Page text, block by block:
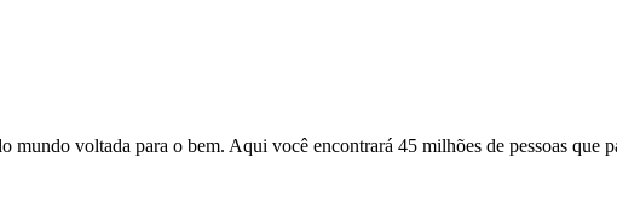
mundo voltada para o bem. Aqui você encontrará 45 milhões de pessoas que